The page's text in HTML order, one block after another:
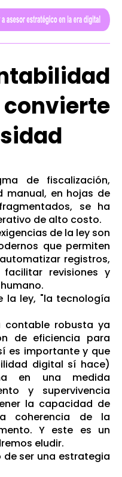
de fiscalización,
manual, en hojas de
se ha
de alto costo.
de la ley son
que permiten
registros,
revisiones y
la ley, "la tecnología
contable robusta ya
de eficiencia para
es importante y que
digital sí hace)
en una medida
y supervivencia
la capacidad de
coherencia de la
Y este es un
eludir.
de ser una estrategia